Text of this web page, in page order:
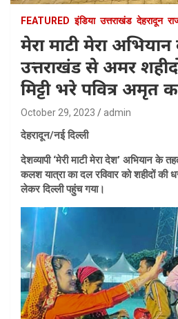
FEATURED इंडिया उत्तराखंड देहरादून
मेरा माटी मेरा
उत्तराखंड से अमर
मिट्टी भरे पवित्र अमृत
October 29, 2023 admin
देहरादून/नई दिल्ली
देशव्यापी ‘मेरी माटी मेरा देश’ अभियान
कलश यात्रा का दल रविवार को शहीदों की
लेकर दिल्ली पहुंच गया।